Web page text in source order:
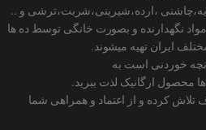
،ارده،شیرینی،شربت،ترشی و ..
نگهدارنده و بصورت خانگی توسط ده ها
ایران تهیه میشوند.
خوردنی است به
محصول ارگانیک لذت ببرید.
تلاش کرده و از اعتماد و همراهی شما